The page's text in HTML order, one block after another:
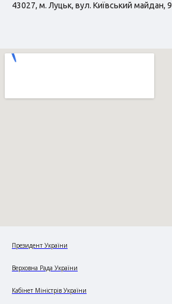
43027, м. Луцьк, вул. Київський майдан, 9
Президент України
Верховна Рада України
Кабінет Міністрів України